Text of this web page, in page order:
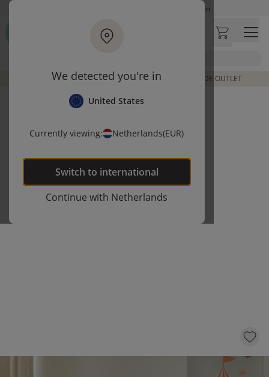
We detected you're in
United States
Currently viewing: Netherlands(EUR)
Switch to international
Continue with Netherlands
Ga naar hoofdinhoudOp werkdagen besteld, zelfde dag verzonden
Let op: vertraging bij PostNL. Levering duurt mogelijk langer
Bezoek onze concept store
DE LAATSTE ITEMS UIT VORIGE COLLECTIES | SHOP DE OUTLET